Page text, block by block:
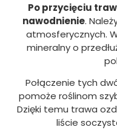
Po przycięciu
nawodnienie.
atmosferycznych.
mineralny o
Połączenie tych
pomoże roślinom
Dzięki temu trawa
liście